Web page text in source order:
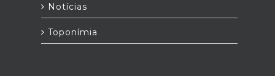
Notícias
Toponímia